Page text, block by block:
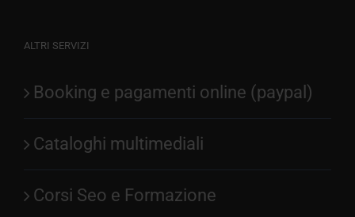
ALTRI SERVIZI
Booking e pagamenti online (paypal)
Cataloghi multimediali
Corsi Seo e Formazione